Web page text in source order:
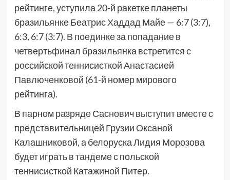
рейтинге, уступила 20-й ракетке планеты
бразильянке Беатрис Хаддад Майе — 6:7 (3:7),
6:3, 6:7 (3:7). В поединке за попадание в
четвертьфинал бразильянка встретится с
российской теннисисткой Анастасией
Павлюченковой (61-й номер мирового
рейтинга).
В парном разряде Саснович выступит вместе с
представительницей Грузии Оксаной
Калашниковой, а белоруска Лидия Морозова
будет играть в тандеме с польской
теннисисткой Катажиной Питер.